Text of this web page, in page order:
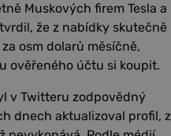
Muskových firem Tesla a
že z nabídky skutečně
osm dolarů měsíčně,
ověřeného účtu si koupit.
v Twitteru zodpovědný
dnech aktualizoval profil, z